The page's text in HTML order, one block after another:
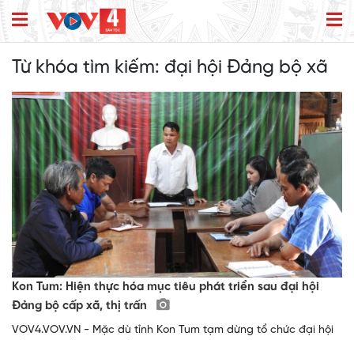
Từ khóa tìm kiếm: đại hội Đảng bộ xã
Kon Tum: Hiện thực hóa mục tiêu phát triển sau đại hội
Đảng bộ cấp xã, thị trấn
VOV4.VOV.VN - Mặc dù tỉnh Kon Tum tạm dừng tổ chức đại hội